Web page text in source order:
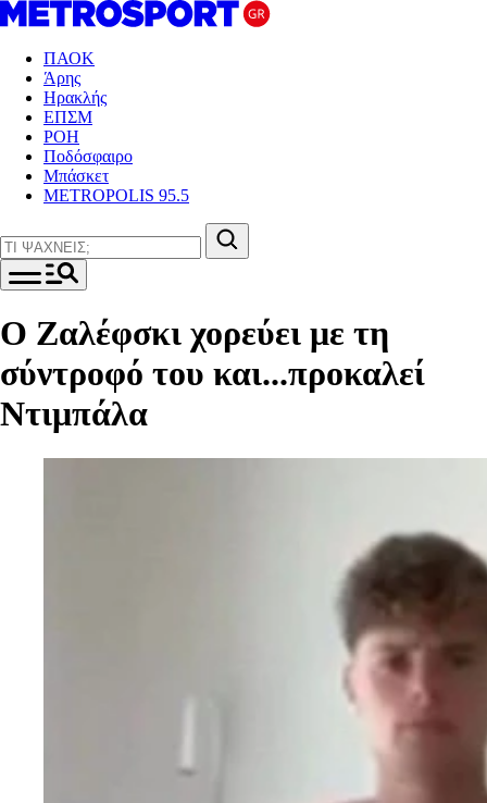
ΠΑΟΚ
Άρης
Ηρακλής
ΕΠΣΜ
ΡΟΗ
Ποδόσφαιρο
Μπάσκετ
METROPOLIS 95.5
Ο Ζαλέφσκι χορεύει με τη
σύντροφό του και...προκαλεί
Ντιμπάλα